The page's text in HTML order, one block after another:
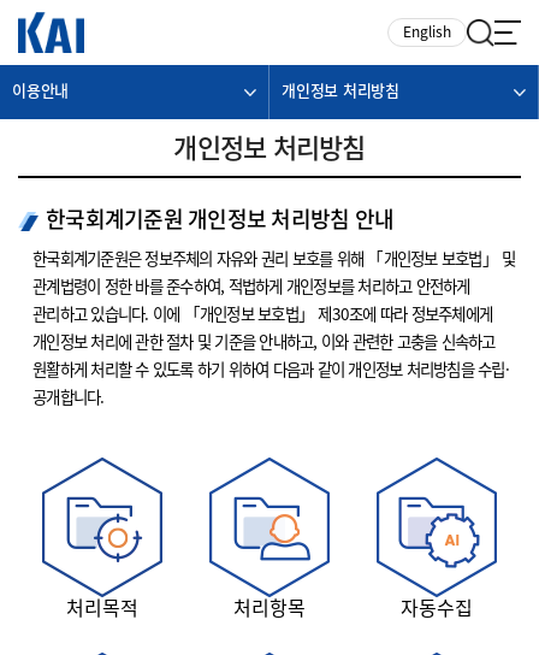
English
이용안내 개인정보 처리방침
개인정보 처리방침
한국회계기준원 개인정보 처리방침 안내
한국회계기준원은 정보주체의 자유와 권리 보호를 위해 「개인정보 보호법」 및
관계법령이 정한 바를 준수하여, 적법하게 개인정보를 처리하고 안전하게
관리하고 있습니다. 이에 「개인정보 보호법」 제30조에 따라 정보주체에게
개인정보 처리에 관한 절차 및 기준을 안내하고, 이와 관련한 고충을 신속하고
원활하게 처리할 수 있도록 하기 위하여 다음과 같이 개인정보 처리방침을 수립·
공개합니다.
처리목적 처리항목 자동수집